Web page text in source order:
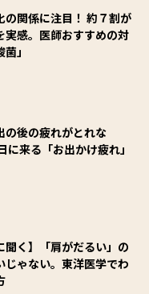
の関係に注目！ 約７割が
実感。医師おすすめの対
」
の後の疲れがとれな
に来る「お出かけ疲れ」
聞く】「肩がだるい」の
じゃない。東洋医学でわ